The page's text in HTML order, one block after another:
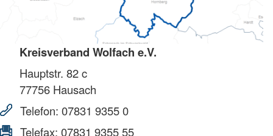
Kreisverband Wolfach e.V.
Hauptstr. 82 c
77756 Hausach
Telefon: 07831 9355 0
Telefax: 07831 9355 55